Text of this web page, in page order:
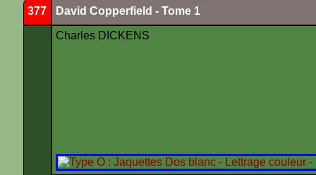
377 David Copperfield - Tome 1
Charles DICKENS